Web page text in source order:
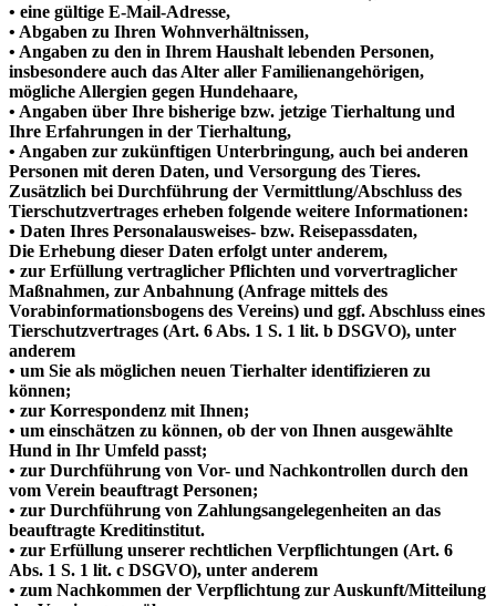
• eine gültige E-Mail-Adresse,
• Abgaben zu Ihren Wohnverhältnissen,
• Angaben zu den in Ihrem Haushalt lebenden Personen,
insbesondere auch das Alter aller Familienangehörigen,
mögliche Allergien gegen Hundehaare,
• Angaben über Ihre bisherige bzw. jetzige Tierhaltung und
Ihre Erfahrungen in der Tierhaltung,
• Angaben zur zukünftigen Unterbringung, auch bei anderen
Personen mit deren Daten, und Versorgung des Tieres.
Zusätzlich bei Durchführung der Vermittlung/Abschluss des
Tierschutzvertrages erheben folgende weitere Informationen:
• Daten Ihres Personalausweises- bzw. Reisepassdaten,
Die Erhebung dieser Daten erfolgt unter anderem,
• zur Erfüllung vertraglicher Pflichten und vorvertraglicher
Maßnahmen, zur Anbahnung (Anfrage mittels des
Vorabinformationsbogens des Vereins) und ggf. Abschluss eines
Tierschutzvertrages (Art. 6 Abs. 1 S. 1 lit. b DSGVO), unter
anderem
• um Sie als möglichen neuen Tierhalter identifizieren zu
können;
• zur Korrespondenz mit Ihnen;
• um einschätzen zu können, ob der von Ihnen ausgewählte
Hund in Ihr Umfeld passt;
• zur Durchführung von Vor- und Nachkontrollen durch den
vom Verein beauftragt Personen;
• zur Durchführung von Zahlungsangelegenheiten an das
beauftragte Kreditinstitut.
• zur Erfüllung unserer rechtlichen Verpflichtungen (Art. 6
Abs. 1 S. 1 lit. c DSGVO), unter anderem
• zum Nachkommen der Verpflichtung zur Auskunft/Mitteilung